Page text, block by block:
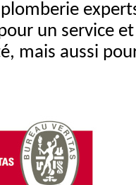
un service
mais aussi